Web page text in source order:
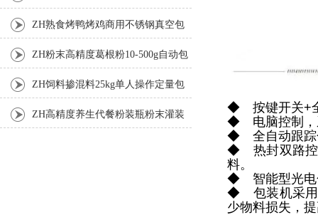
◆ 按键开关+
◆ 电脑控制
◆ 全自动跟
◆ 热封双路
料。
◆ 智能型光
◆ 包装机采
少物料损失，
ZH熟食烤鸭烤鸡商用不锈钢真空包
装机 ZH粉末高精度葛根粉10-500g自动包
装机 ZH饲料掺混料25kg单人操作定量包
装机 ZH高精度养生代餐粉装瓶粉末灌装